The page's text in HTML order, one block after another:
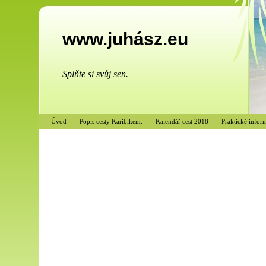
www.juhász.eu
Splňte si svůj sen.
Úvod Popis cesty Karibikem. Kalendář cest 2018 Praktické